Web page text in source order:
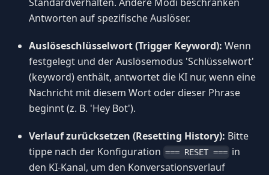
Antworten auf spezifische Auslöser.
Auslöseschlüsselwort (Trigger Keyword): Wenn
festgelegt und der Auslösemodus 'Schlüsselwort'
(keyword) enthält, antwortet die KI nur, wenn eine
Nachricht mit diesem Wort oder dieser Phrase
beginnt (z. B. 'Hey Bot').
Verlauf zurücksetzen (Resetting History): Bitte
tippe nach der Konfiguration === RESET === in
den KI-Kanal, um den Konversationsverlauf